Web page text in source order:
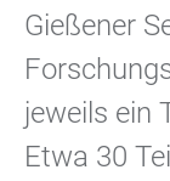
Gießener
jeweils ein
Etwa 30